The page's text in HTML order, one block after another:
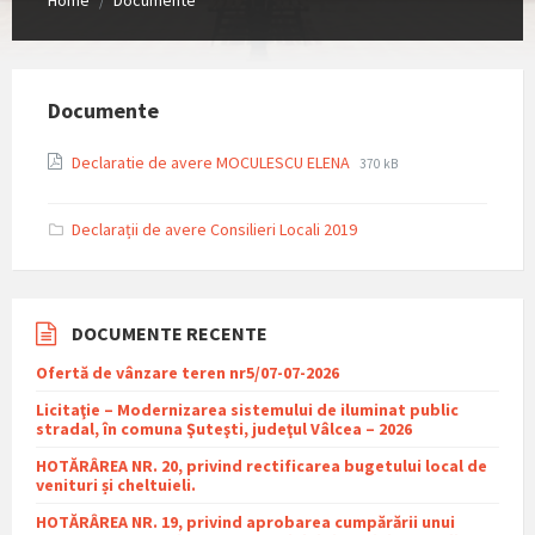
Documente
Declaratie de avere MOCULESCU ELENA File
File
370 kB
Declarații de avere Consilieri Locali 2019
DOCUMENTE RECENTE
Ofertă de vânzare teren nr5/07-07-2026
Licitaţie – Modernizarea sistemului de iluminat public
stradal, în comuna Şuteşti, judeţul Vâlcea – 2026
HOTĂRÂREA NR. 20, privind rectificarea bugetului local de
venituri și cheltuieli.
HOTĂRÂREA NR. 19, privind aprobarea cumpărării unui